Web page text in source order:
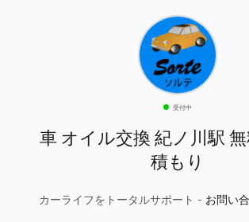
受付中
車 オイル交換 紀ノ川駅
積もり
カーライフをトータルサポート - お問い